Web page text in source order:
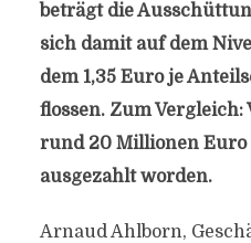
beträgt die
sich damit auf dem
dem 1,35 Euro je
flossen. Zum
rund 20 Millionen Euro
ausgezahlt worden.
Arnaud Ahlborn,